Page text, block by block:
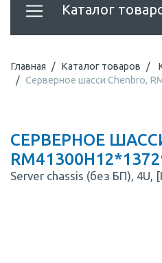
Каталог
Главная Каталог товаров
Серверное шасси Chenbro,
СЕРВЕРНОЕ ШАССИ
Server chassis (без БП), 4U,